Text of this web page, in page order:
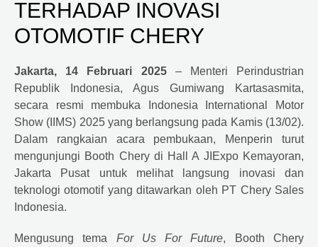
TERHADAP INOVASI
OTOMOTIF CHERY
Jakarta, 14 Februari 2025 – Menteri Perindustrian
Republik Indonesia, Agus Gumiwang Kartasasmita,
secara resmi membuka Indonesia International Motor
Show (IIMS) 2025 yang berlangsung pada Kamis (13/02).
Dalam rangkaian acara pembukaan, Menperin turut
mengunjungi Booth Cherydi Hall A JIExpo Kemayoran,
Jakarta Pusat untuk melihat langsung inovasi dan
teknologi otomotif yang ditawarkan oleh PT CherySales
Indonesia.
Mengusung tema For Us For Future, BoothChery